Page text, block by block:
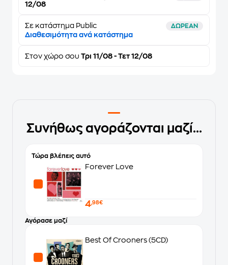
12/08
Σε κατάστημα Public ΔΩΡΕΑΝ
Διαθεσιμότητα ανά κατάστημα
Στον χώρο σου Τρι 11/08 - Τετ 12/08
Συνήθως αγοράζονται μαζί...
Τώρα βλέπεις αυτό
Forever Love
4,98€
Αγόρασε μαζί
Best Of Crooners (5CD)